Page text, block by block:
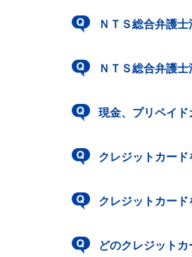
ＮＴＳ総合弁護
ＮＴＳ総合弁護
現金、プリペイ
クレジットカード
クレジットカード
どのクレジット